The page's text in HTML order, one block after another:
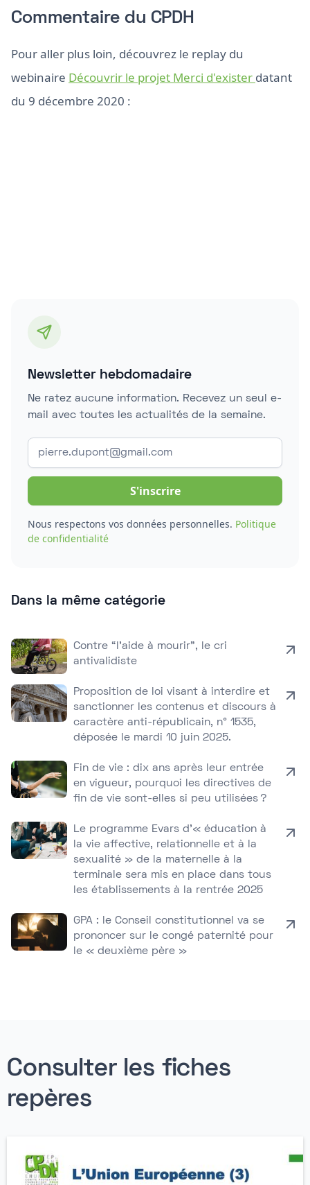
Commentaire du CPDH
Pour aller plus loin, découvrez le replay du
webinaire Découvrir le projet Merci d'exister datant
du 9 décembre 2020 :
Newsletter hebdomadaire
Ne ratez aucune information. Recevez un seul e-
mail avec toutes les actualités de la semaine.
Nous respectons vos données personnelles. Politique
de confidentialité
Dans la même catégorie
Contre “l’aide à mourir”, le cri
antivalidiste
Proposition de loi visant à interdire et
sanctionner les contenus et discours à
caractère anti-républicain, n° 1535,
déposée le mardi 10 juin 2025.
Fin de vie : dix ans après leur entrée
en vigueur, pourquoi les directives de
fin de vie sont-elles si peu utilisées ?
Le programme Evars d’« éducation à
la vie affective, relationnelle et à la
sexualité » de la maternelle à la
terminale sera mis en place dans tous
les établissements à la rentrée 2025
GPA : le Conseil constitutionnel va se
prononcer sur le congé paternité pour
le « deuxième père »
Consulter les fiches
repères